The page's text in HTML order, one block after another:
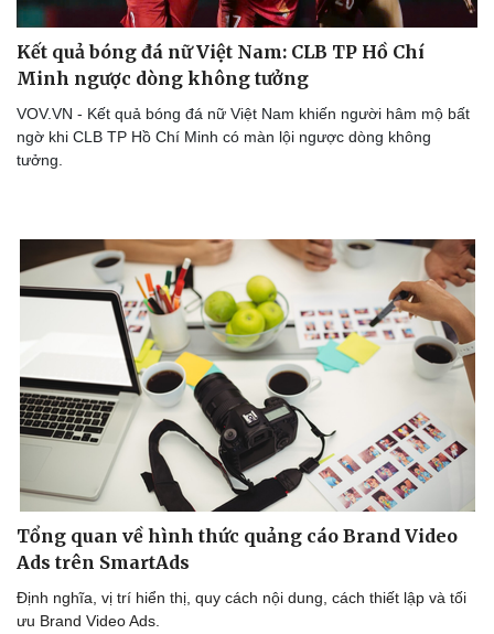
Kết quả bóng đá nữ Việt Nam: CLB TP Hồ Chí
Minh ngược dòng không tưởng
VOV.VN - Kết quả bóng đá nữ Việt Nam khiến người hâm mộ bất
ngờ khi CLB TP Hồ Chí Minh có màn lội ngược dòng không
tưởng.
Tổng quan về hình thức quảng cáo Brand Video
Ads trên SmartAds
Định nghĩa, vị trí hiển thị, quy cách nội dung, cách thiết lập và tối
ưu Brand Video Ads.